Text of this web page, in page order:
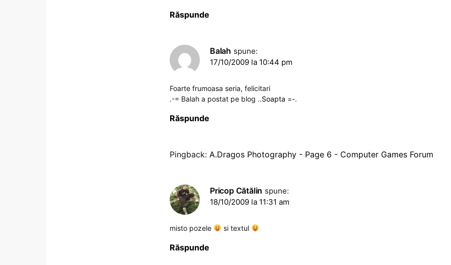
Răspunde
Balah spune:
17/10/2009 la 10:44 pm
Foarte frumoasa seria, felicitari
.-= Balah a postat pe blog ..Soapta =-.
Răspunde
Pingback: A.Dragos Photography - Page 6 - Computer Games Forum
Pricop Cătălin spune:
18/10/2009 la 11:31 am
misto pozele si textul
Răspunde